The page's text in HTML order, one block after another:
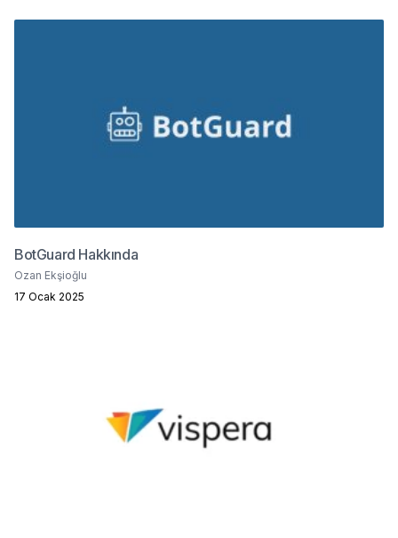
BotGuard Hakkında
Ozan Ekşioğlu
17 Ocak 2025